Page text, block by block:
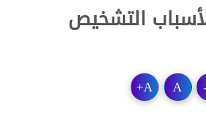
التشخيص
A
A
+